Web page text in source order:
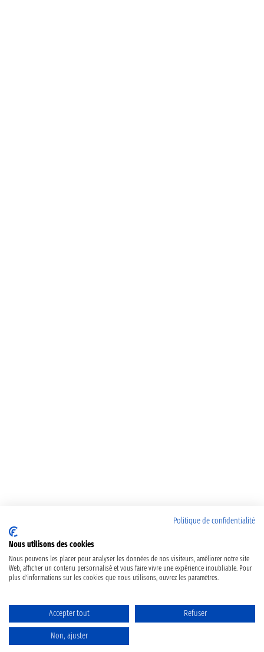
Politique de confidentialité
Nous utilisons des cookies
Nous pouvons les placer pour analyser les données de nos visiteurs, améliorer notre site
Web, afficher un contenu personnalisé et vous faire vivre une expérience inoubliable. Pour
plus d'informations sur les cookies que nous utilisons, ouvrez les paramètres.
Accepter tout Refuser
Non, ajuster